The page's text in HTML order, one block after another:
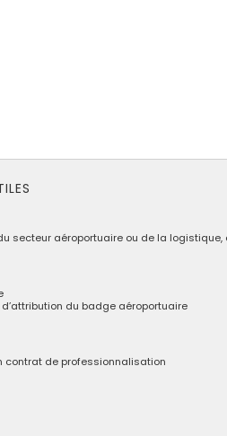
secteur aéroportuaire ou de la
du badge aéroportuaire
contrat de professionnalisation